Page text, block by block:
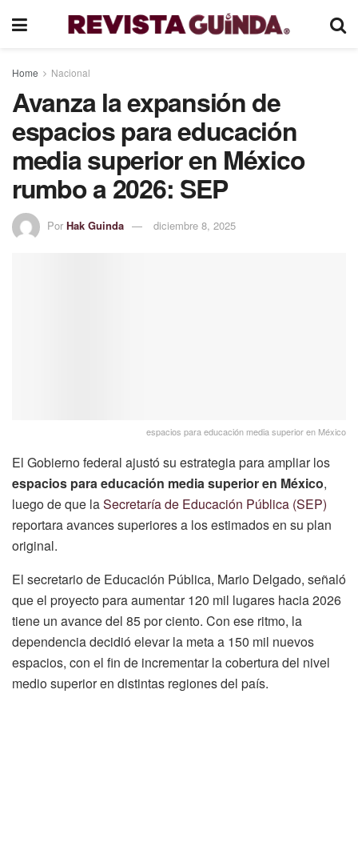
Home Nacional
Avanza la expansión de
espacios para educación
media superior en México
rumbo a 2026: SEP
Por Hak Guinda diciembre 8, 2025
espacios para educación media superior en México
El Gobierno federal ajustó su estrategia para ampliar los
espacios para educación media superior en México,
luego de que laSecretaría de Educación Pública (SEP)
reportara avances superiores a los estimados en su plan
original.
El secretario de Educación Pública, Mario Delgado, señaló
que el proyecto para aumentar 120 mil lugares hacia 2026
tiene un avance del 85 por ciento. Con ese ritmo, la
dependencia decidió elevar la meta a 150 mil nuevos
espacios, con el fin de incrementar la cobertura del nivel
medio superior en distintas regiones del país.